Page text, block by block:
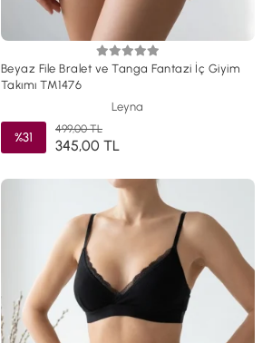
Beyaz File Bralet ve Tanga Fantazi İç Giyim
Takımı TM1476
Leyna
%31
499,00 TL
345,00 TL